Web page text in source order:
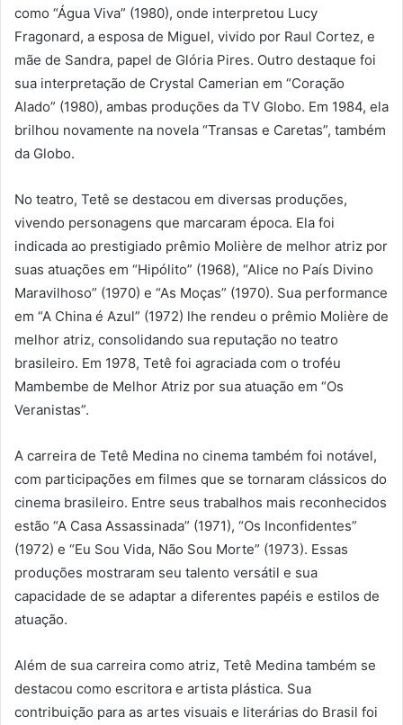
como “Água Viva” (1980), onde interpretou Lucy
Fragonard, a esposa de Miguel, vivido por Raul Cortez, e
mãe de Sandra, papel de Glória Pires. Outro destaque foi
sua interpretação de Crystal Camerian em “Coração
Alado” (1980), ambas produções da TV Globo. Em 1984, ela
brilhou novamente na novela “Transas e Caretas”, também
da Globo.
No teatro, Tetê se destacou em diversas produções,
vivendo personagens que marcaram época. Ela foi
indicada ao prestigiado prêmio Molière de melhor atriz por
suas atuações em “Hipólito” (1968), “Alice no País Divino
Maravilhoso” (1970) e “As Moças” (1970). Sua performance
em “A China é Azul” (1972) lhe rendeu o prêmio Molière de
melhor atriz, consolidando sua reputação no teatro
brasileiro. Em 1978, Tetê foi agraciada com o troféu
Mambembe de Melhor Atriz por sua atuação em “Os
Veranistas”.
A carreira de Tetê Medina no cinema também foi notável,
com participações em filmes que se tornaram clássicos do
cinema brasileiro. Entre seus trabalhos mais reconhecidos
estão “A Casa Assassinada” (1971), “Os Inconfidentes”
(1972) e “Eu Sou Vida, Não Sou Morte” (1973). Essas
produções mostraram seu talento versátil e sua
capacidade de se adaptar a diferentes papéis e estilos de
atuação.
Além de sua carreira como atriz, Tetê Medina também se
destacou como escritora e artista plástica. Sua
contribuição para as artes visuais e literárias do Brasil foi